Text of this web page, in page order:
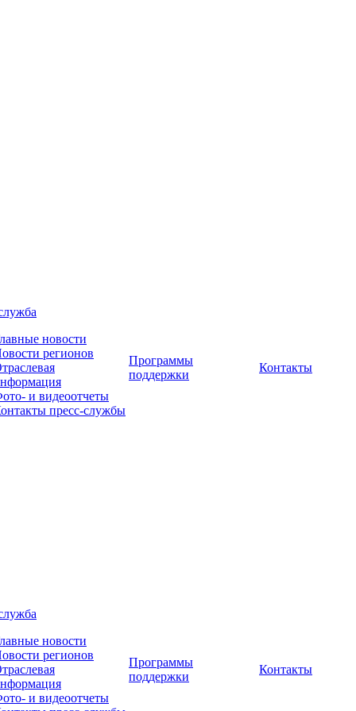
новости
регионов
и видеоотчеты
пресс-службы
Программы
поддержки
Контакты
новости
регионов
и видеоотчеты
Программы
поддержки
Контакты